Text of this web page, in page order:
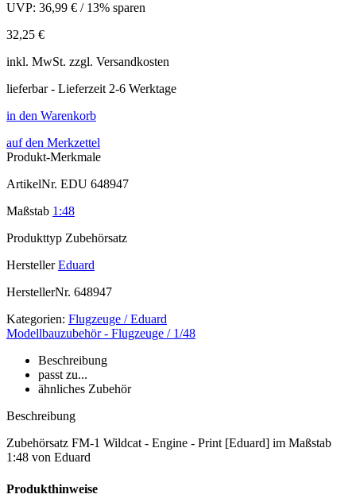
UVP: 36,99 € / 13% sparen
32,25 €
inkl. MwSt. zzgl. Versandkosten
lieferbar - Lieferzeit 2-6 Werktage
in den Warenkorb
auf den Merkzettel
Produkt-Merkmale
ArtikelNr. EDU 648947
Maßstab 1:48
Produkttyp Zubehörsatz
Hersteller Eduard
HerstellerNr. 648947
Kategorien: Flugzeuge / Eduard
Modellbauzubehör - Flugzeuge / 1/48
Beschreibung
passt zu...
ähnliches Zubehör
Beschreibung
Zubehörsatz FM-1 Wildcat - Engine - Print [Eduard] im Maßstab
1:48 von Eduard
Produkthinweise